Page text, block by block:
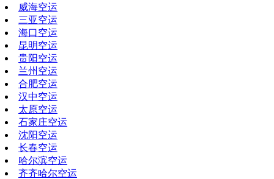
威海空运
三亚空运
海口空运
昆明空运
贵阳空运
兰州空运
合肥空运
汉中空运
太原空运
石家庄空运
沈阳空运
长春空运
哈尔滨空运
齐齐哈尔空运